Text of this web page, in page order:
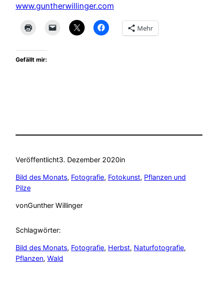
www.guntherwillinger.com
Mehr
Gefällt mir:
Veröffentlicht3. Dezember 2020in
Bild des Monats, Fotografie, Fotokunst, Pflanzen und
Pilze
vonGunther Willinger
Schlagwörter:
Bild des Monats, Fotografie, Herbst, Naturfotografie
Pflanzen, Wald